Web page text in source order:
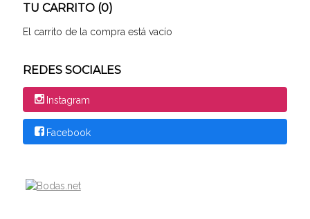
TU CARRITO (0)
El carrito de la compra está vacío
REDES SOCIALES
Instagram
Facebook